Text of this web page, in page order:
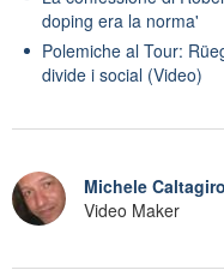
doping era la norma'
Polemiche al Tour:
divide i social (Video)
Michele
Video Maker